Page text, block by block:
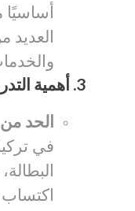
أساسيًا
العديد
3. أهمية
الحد من
في